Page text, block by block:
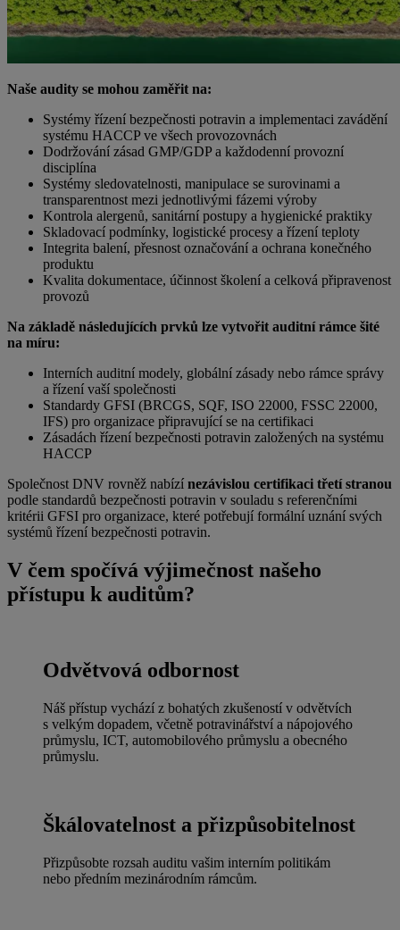
Naše audity se mohou zaměřit na:
Systémy řízení bezpečnosti potravin a implementaci zavádění
systému HACCP ve všech provozovnách
Dodržování zásad GMP/GDP a každodenní provozní
disciplína
Systémy sledovatelnosti, manipulace se surovinami a
transparentnost mezi jednotlivými fázemi výroby
Kontrola alergenů, sanitární postupy a hygienické praktiky
Skladovací podmínky, logistické procesy a řízení teploty
Integrita balení, přesnost označování a ochrana konečného
produktu
Kvalita dokumentace, účinnost školení a celková připravenost
provozů
Na základě následujících prvků lze vytvořit auditní rámce šité
na míru:
Interních auditní modely, globální zásady nebo rámce správy
a řízení vaší společnosti
Standardy GFSI (BRCGS, SQF, ISO 22000, FSSC 22000,
IFS) pro organizace připravující se na certifikaci
Zásadách řízení bezpečnosti potravin založených na systému
HACCP
Společnost DNV rovněž nabízí nezávislou certifikaci třetí stranou
podle standardů bezpečnosti potravin v souladu s referenčními
kritérii GFSI pro organizace, které potřebují formální uznání svých
systémů řízení bezpečnosti potravin.
V čem spočívá výjimečnost našeho
přístupu k auditům?
Odvětvová odbornost
Náš přístup vychází z bohatých zkušeností v odvětvích
s velkým dopadem, včetně potravinářství a nápojového
průmyslu, ICT, automobilového průmyslu a obecného
průmyslu.
Škálovatelnost a přizpůsobitelnost
Přizpůsobte rozsah auditu vašim interním politikám
nebo předním mezinárodním rámcům.